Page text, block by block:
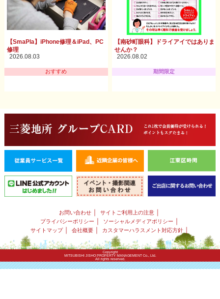
【SmaPla】iPhone修理＆iPad、PC
修理
2026.08.03
おすすめ
【南砂町眼科】ドライアイではありま
せんか？
2026.08.02
期間限定
お問い合わせ ｜ サイトご利用上の注意 ｜
プライバシーポリシー ｜ ソーシャルメディアポリシー ｜
サイトマップ｜ 会社概要｜ カスタマーハラスメント対応方針｜
Copyright
MITSUBISHI JISHO PROPERTY MANAGEMENT Co., Ltd.
All rights reserved.